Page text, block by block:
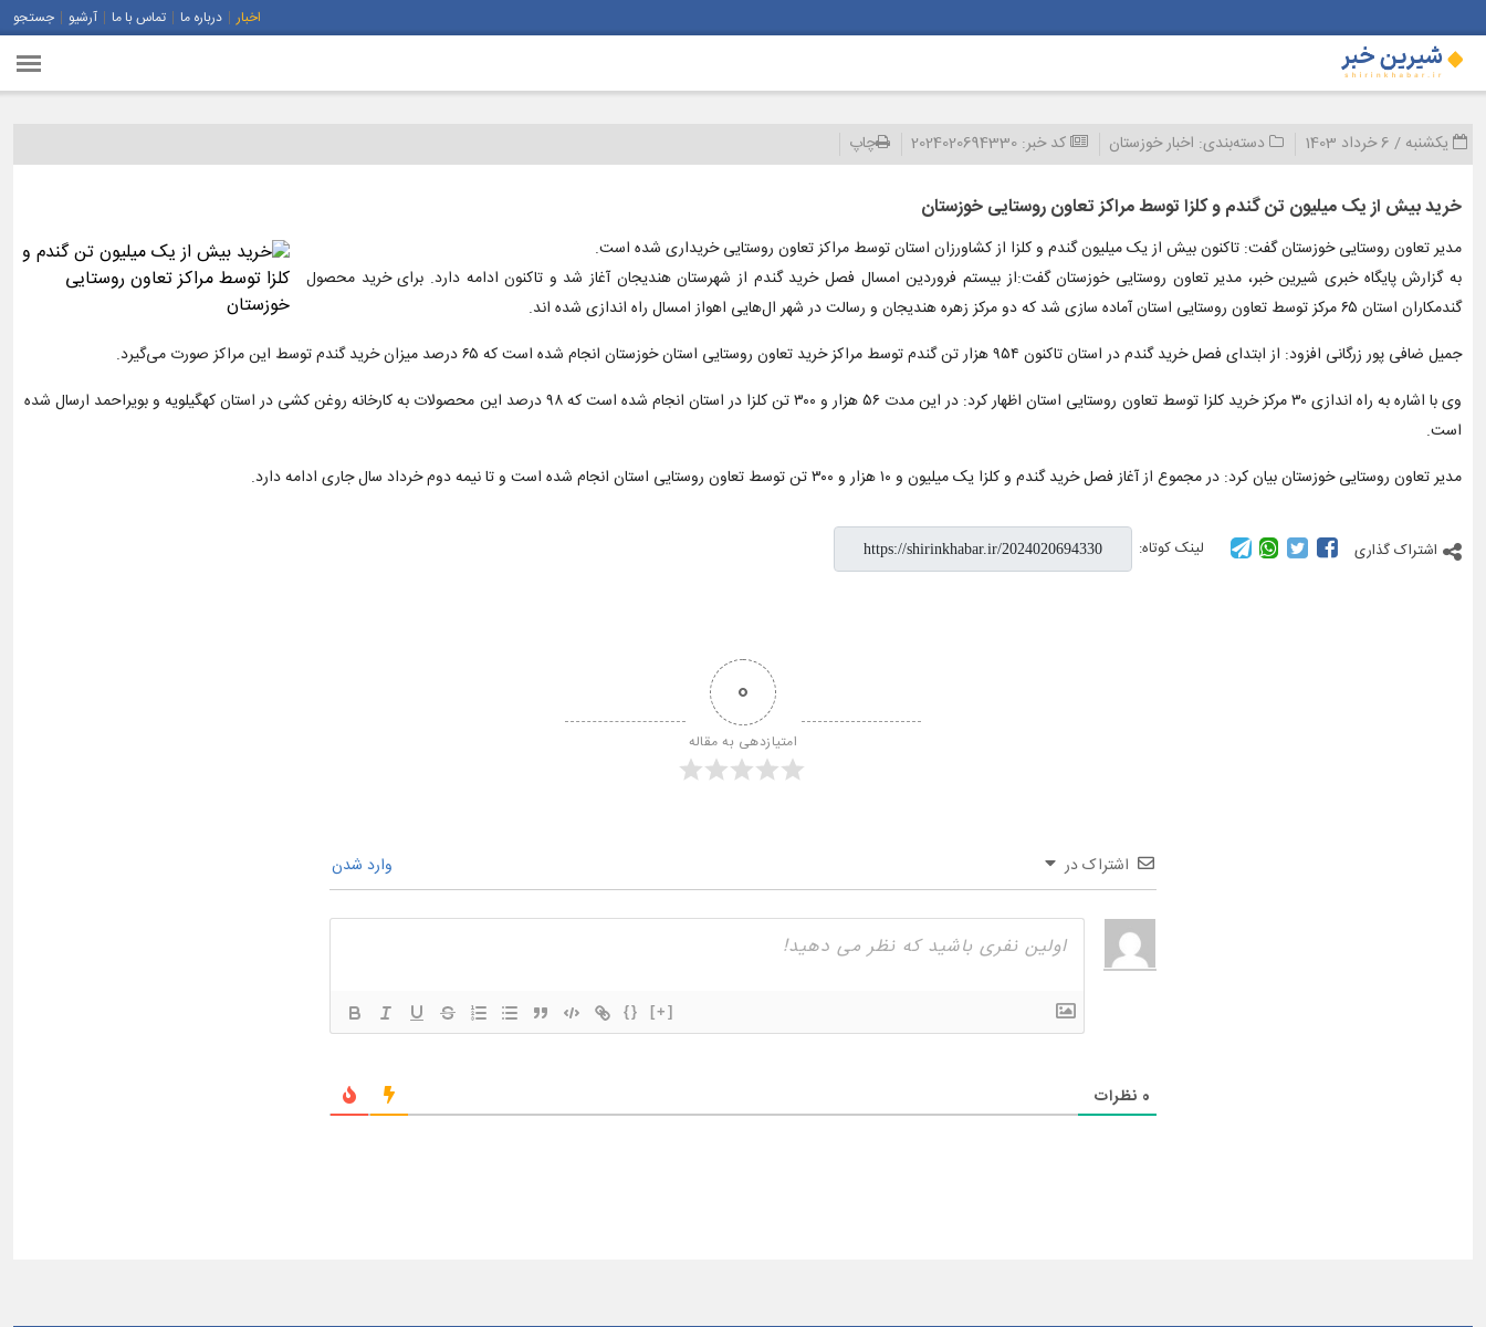
اخبار درباره ما تماس با ما آرشیو جستجو
یکشنبه / 6 خرداد 1403 دسته‌بندی: اخبار خوزستان کد خبر: 2024020694330 چاپ
خرید بیش از یک میلیون تن گندم و کلزا توسط مراکز تعاون روستایی خوزستان
مدیر تعاون روستایی خوزستان گفت: تاکنون بیش از یک میلیون گندم و کلزا از کشاورزان استان توسط مراکز تعاون روستایی خریداری شده است.
به گزارش پایگاه خبری شیرین خبر، مدیر تعاون روستایی خوزستان گفت:از بیستم فروردین امسال فصل خرید گندم از شهرستان هندیجان آغاز شد و تاکنون ادامه دارد. برای خرید محصول
گندمکاران استان ۶۵ مرکز توسط تعاون روستایی استان آماده سازی شد که دو مرکز زهره هندیجان و رسالت در شهر ال‌هایی اهواز امسال راه اندازی شده اند.
جمیل ضافی پور زرگانی افزود: از ابتدای فصل خرید گندم در استان تاکنون ۹۵۴ هزار تن گندم توسط مراکز خرید تعاون روستایی استان خوزستان انجام شده است که ۶۵ درصد میزان خرید گندم توسط این مراکز صورت می‌گیرد.
وی با اشاره به راه اندازی ۳۰ مرکز خرید کلزا توسط تعاون روستایی استان اظهار کرد: در این مدت ۵۶ هزار و ۳۰۰ تن کلزا در استان انجام شده است که ۹۸ درصد این محصولات به کارخانه روغن کشی در استان کهگیلویه و بویراحمد ارسال شده
است.
مدیر تعاون روستایی خوزستان بیان کرد: در مجموع از آغاز فصل خرید گندم و کلزا یک میلیون و ۱۰ هزار و ۳۰۰ تن توسط تعاون روستایی استان انجام شده است و تا نیمه دوم خرداد سال جاری ادامه دارد.
اشتراک گذاری لینک کوتاه:
0
امتیازدهی به مقاله
اشتراک در وارد شدن
{} [+]
0 نظرات